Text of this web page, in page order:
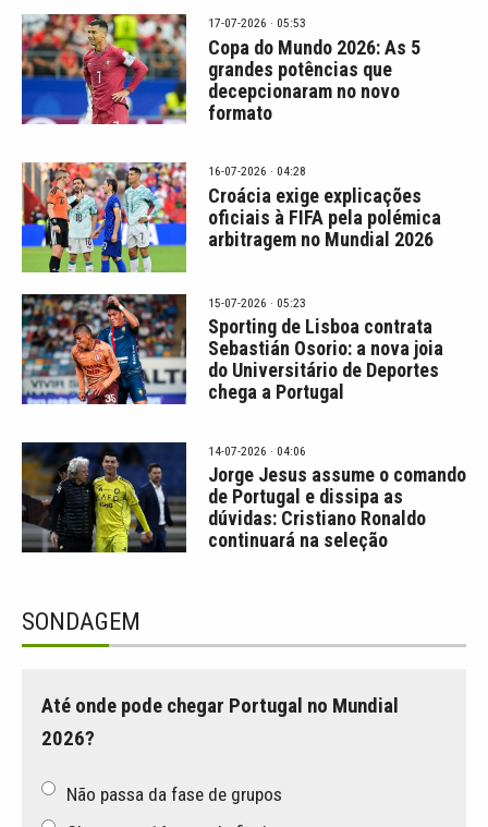
17-07-2026 · 05:53
Copa do Mundo 2026: As 5
grandes potências que
decepcionaram no novo
formato
16-07-2026 · 04:28
Croácia exige explicações
oficiais à FIFA pela polémica
arbitragem no Mundial 2026
15-07-2026 · 05:23
Sporting de Lisboa contrata
Sebastián Osorio: a nova joia
do Universitário de Deportes
chega a Portugal
14-07-2026 · 04:06
Jorge Jesus assume o comando
de Portugal e dissipa as
dúvidas: Cristiano Ronaldo
continuará na seleção
SONDAGEM
Até onde pode chegar Portugal no Mundial
2026?
Não passa da fase de grupos